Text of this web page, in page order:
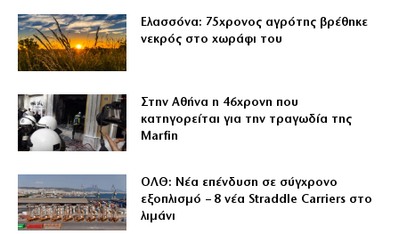
Ελασσόνα: 75χρονος αγρότης βρέθηκε
νεκρός στο χωράφι του
Στην Αθήνα η 46χρονη που
κατηγορείται για την τραγωδία της
Marfin
ΟΛΘ: Νέα επένδυση σε σύγχρονο
εξοπλισμό – 8 νέα Straddle Carriers στο
λιμάνι